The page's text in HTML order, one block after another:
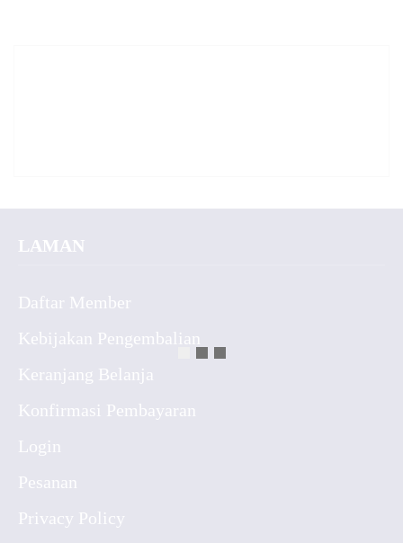
LAMAN
Daftar Member
Kebijakan Pengembalian
Keranjang Belanja
Konfirmasi Pembayaran
Login
Pesanan
Privacy Policy